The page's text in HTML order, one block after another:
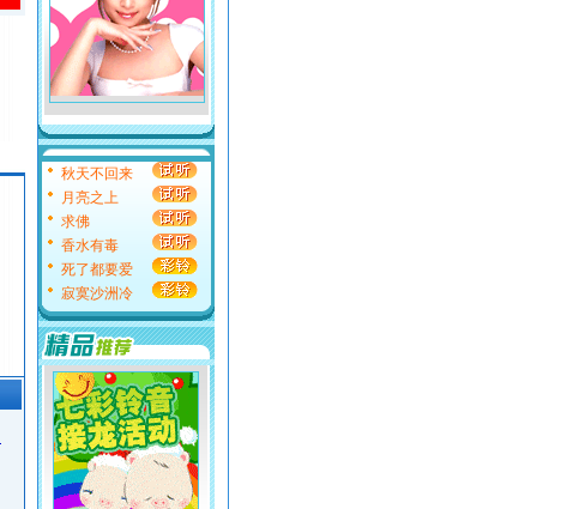
秋天不回来
月亮之上
求佛
香水有毒
死了都要爱
寂寞沙洲冷